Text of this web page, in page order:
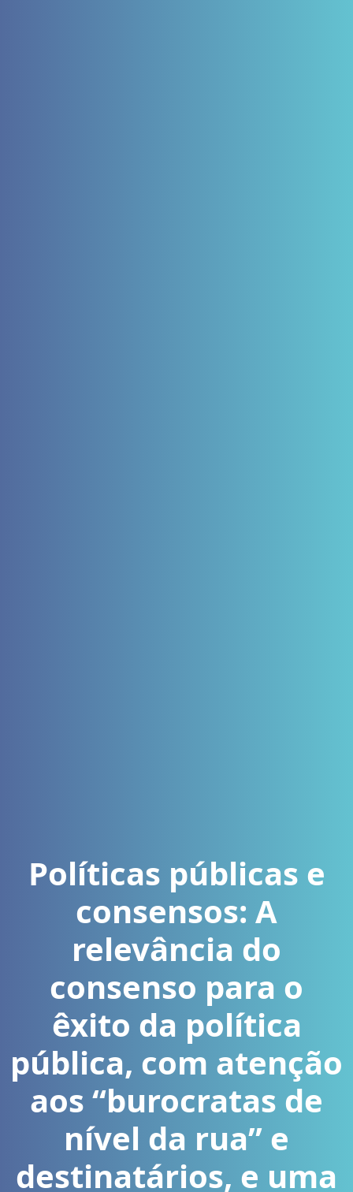
Políticas públicas e
consensos: A
relevância do
consenso para o
êxito da política
pública, com atenção
aos “burocratas de
nível da rua” e
destinatários, e uma